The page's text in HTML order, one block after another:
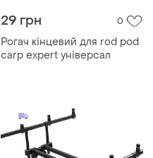
29 грн 0
Рогач кінцевий для rod pod
carp expert універсал